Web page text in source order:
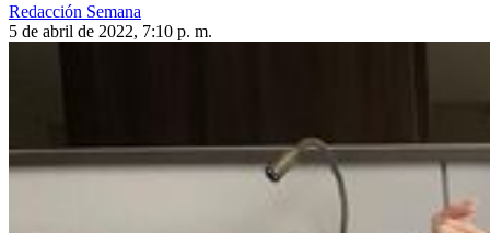
Redacción Semana
5 de abril de 2022, 7:10 p. m.